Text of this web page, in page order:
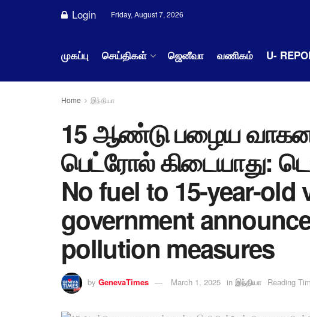
Login Friday, August 7, 2026
முகப்பு செய்திகள் ஜெனீவா வணிகம் U-
Home இந்தியா
15 ஆண்டு பழைய
பெட்ரோல் கிடையாது:
No fuel to 15-year-old
government
pollution measures
by GenevaTimes March 1, 2025 in இந்தியா Reading